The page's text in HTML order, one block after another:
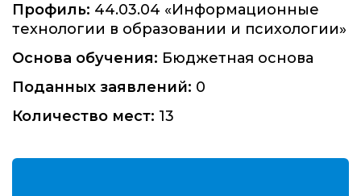
Профиль: 44.03.04 «Информационные
технологии в образовании и психологии»
Основа обучения: Бюджетная основа
Поданных заявлений: 0
Количество мест: 13